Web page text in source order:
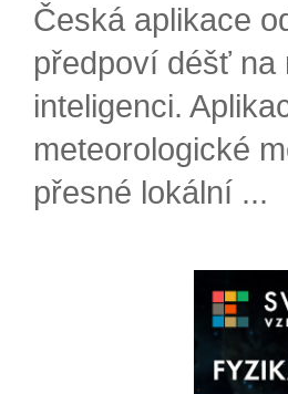
Česká aplikace
předpoví déšť na
inteligenci.
meteorologické
přesné lokální ...